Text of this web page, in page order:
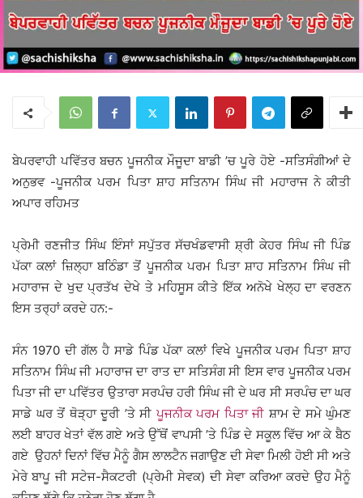
ਬੇਪਰਵਾਹੀ ਪਵਿੱਤਰ ਬਚਨ ਪੂਜਨੀਕ ਮੌਜੂਦਾ ਬਾਡੀ ’ਚ ਪੂਰੇ ਹੋਏ -ਸਤਿਸੰਗੀਆਂ ਦੇ
ਅਨੁਭਵ -ਪੂਜਨੀਕ ਪਰਮ ਪਿਤਾ ਸ਼ਾਹ ਸਤਿਨਾਮ ਸਿੰਘ ਜੀ ਮਹਾਰਾਜ ਨੇ ਕੀਤੀ
ਅਪਾਰ ਰਹਿਮਤ
ਪ੍ਰੇਮੀ ਰਣਜੀਤ ਸਿੰਘ ਇੰਸਾਂ ਸਪੁੱਤਰ ਸੱਚਖੰਡਵਾਸੀ ਸ਼੍ਰੀ ਕੇਹਰ ਸਿੰਘ ਜੀ ਪਿੰਡ
ਪੱਕਾ ਕਲਾਂ ਜ਼ਿਲ੍ਹਾ ਬਠਿੰਡਾ ਤੋਂ ਪੂਜਨੀਕ ਪਰਮ ਪਿਤਾ ਸ਼ਾਹ ਸਤਿਨਾਮ ਸਿੰਘ ਜੀ
ਮਹਾਰਾਜ ਦੇ ਖੁਦ ਪ੍ਰਤੱਖ ਦੇਖੇ ਤੇ ਮਹਿਸੂਸ ਕੀਤੇ ਇੱਕ ਅਨੋਖੇ ਖੇਲ੍ਹ ਦਾ ਵਰਣਨ
ਇਸ ਤਰ੍ਹਾਂ ਕਰਦੇ ਹਨ:-
ਸੰਨ 1970 ਦੀ ਗੱਲ ਹੈ ਸਾਡੇ ਪਿੰਡ ਪੱਕਾ ਕਲਾਂ ਵਿਖੇ ਪੂਜਨੀਕ ਪਰਮ ਪਿਤਾ ਸ਼ਾਹ
ਸਤਿਨਾਮ ਸਿੰਘ ਜੀ ਮਹਾਰਾਜ ਦਾ ਰਾਤ ਦਾ ਸਤਿਸੰਗ ਸੀ ਇਸ ਵਾਰ ਪੂਜਨੀਕ ਪਰਮ
ਪਿਤਾ ਜੀ ਦਾ ਪਵਿੱਤਰ ਉਤਾਰਾ ਸਰਪੰਚ ਹਰੀ ਸਿੰਘ ਜੀ ਦੇ ਘਰ ਸੀ ਸਰਪੰਚ ਦਾ ਘਰ
ਸਾਡੇ ਘਰ ਤੋਂ ਥੋੜ੍ਹਾ ਦੂਰੀ ’ਤੇ ਸੀ ਪੂਜਨੀਕ ਪਰਮ ਪਿਤਾ ਜੀ ਸ਼ਾਮ ਦੇ ਸਮੇ ਘੁੰਮਣ
ਲਈ ਬਾਹਰ ਖੇਤਾਂ ਵੱਲ ਗਏ ਅਤੇ ਉੱਥੋਂ ਵਾਪਸੀ ’ਤੇ ਪਿੰਡ ਦੇ ਸਕੂਲ ਵਿੱਚ ਆ ਕੇ ਬੈਠ
ਗਏ ਉਹਨਾਂ ਦਿਨਾਂ ਵਿੱਚ ਮੈਨੂੰ ਗੈਸ ਲਾਲਟੈਨ ਜਗਾਉਣ ਦੀ ਸੇਵਾ ਮਿਲੀ ਹੋਈ ਸੀ ਅਤੇ
ਮੇਰੇ ਬਾਪੂ ਜੀ ਸਟੇਜ-ਸੈਕਟਰੀ (ਪ੍ਰੇਮੀ ਸੇਵਕ) ਦੀ ਸੇਵਾ ਕਰਿਆ ਕਰਦੇ ਉਹ ਮੈਨੂੰ